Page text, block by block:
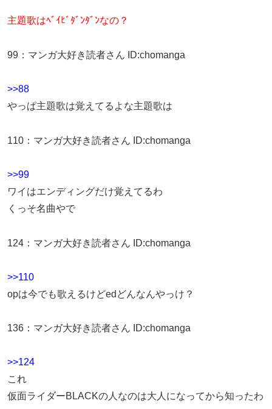
主題歌はﾍﾞｲﾋﾞﾀﾞﾝﾀﾞﾝなの？
99 ： マンガ大好き読者さん ID:chomanga
>>88
やっぱ主題歌は覚えてるよな主題歌は
110 ： マンガ大好き読者さん ID:chomanga
>>99
ワイはエンディングだけ覚えてるわ
くっそ名曲やで
124 ： マンガ大好き読者さん ID:chomanga
>>110
opは今でも歌えるけどedどんなんやっけ？
136 ： マンガ大好き読者さん ID:chomanga
>>124
これ
仮面ライダーBLACKの人なのは大人になってから知ったわ